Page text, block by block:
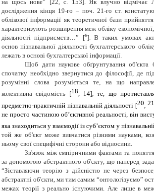
на щось нове” [22, с. 153]. Як влучно відмічає
дослідження кінця 19-го – поч. 21-го ст.
облікової інформації як теоретичної бази
характеризують розширення меж обліку економічної,
діяльності підприємств…” [6]. В таких умовах
основ пізнавальної діяльності бухгалтерського
лежать в основі бухгалтерської інформації.
Щоб дати наукове обґрунтування об'єкта
спочатку необхідно звернутися до філософії, де
розумінні слова розуміється те, на що
колективна свідомість [18, 14], те, що
предметно-практичній пізнавальній діяльності [20 21
не просто частиною об’єктивної реальності, він
яка знаходиться у взаємодії із суб’єктом у
той же об'єкт може вивчатися різними науками,
ньому свої специфічні сторони або відносини.
Зв'язок між емпіричними фактами та
за допомогою абстрактного об'єкту, що наперед
“Зіставляючи теорію з дійсністю не через
абстрактні об'єкти, ми тим самим “онтологізуємо”
межах теорії з реально існуючими. Але лише в